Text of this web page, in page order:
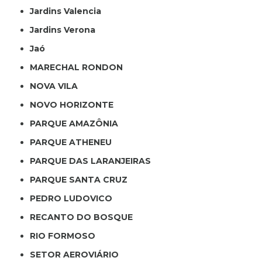
Jardins Valencia
Jardins Verona
Jaó
MARECHAL RONDON
NOVA VILA
NOVO HORIZONTE
PARQUE AMAZÔNIA
PARQUE ATHENEU
PARQUE DAS LARANJEIRAS
PARQUE SANTA CRUZ
PEDRO LUDOVICO
RECANTO DO BOSQUE
RIO FORMOSO
SETOR AEROVIÁRIO